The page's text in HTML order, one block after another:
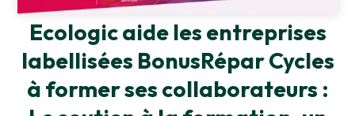
Ecologic aide les entreprises
labellisées BonusRépar Cycles
à former ses collaborateurs :